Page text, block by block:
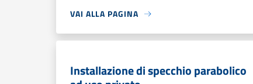
VAI ALLA PAGINA
Installazione di specchio parabolico